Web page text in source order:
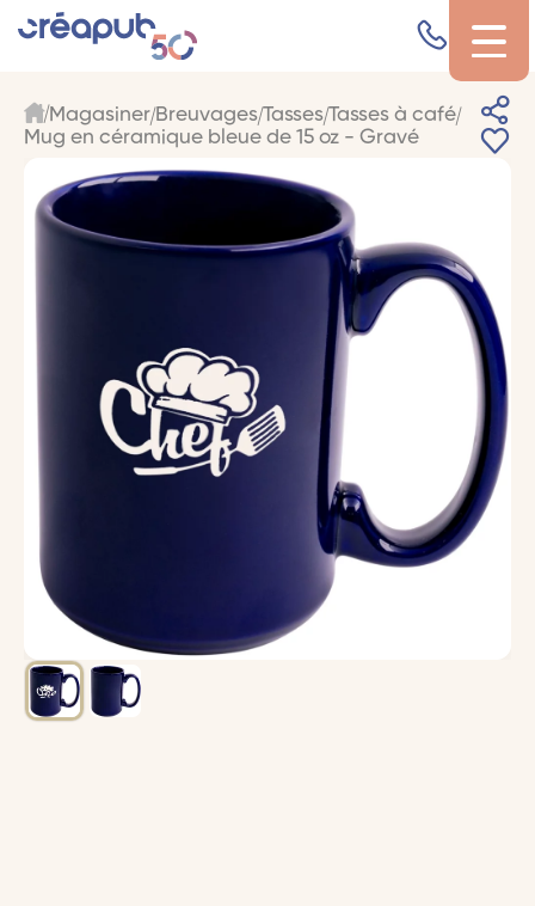
Magasiner Breuvages Tasses Tasses à café
Mug en céramique bleue de 15 oz - Gravé